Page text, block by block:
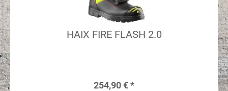
HAIX FIRE FLASH 2.0
254,90 € *